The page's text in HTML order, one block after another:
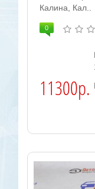
Калина, Кал..
0
11300р.